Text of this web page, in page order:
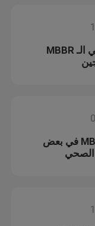
الخطر الأكثر إهمالاً في الـ MBBR
لماذا يفشل جهاز MBBR في بعض
الصحي